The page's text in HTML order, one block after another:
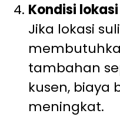
Kondisi
Jika lokasi
tambahan
kusen, biaya
meningkat.